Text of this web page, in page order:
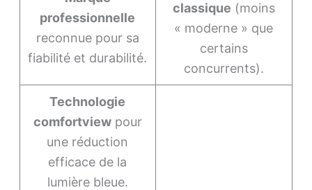
professionnelle
reconnue pour sa
fiabilité et durabilité.
classique (moins
« moderne » que
certains
concurrents).
Technologie
comfortviewpour
une réduction
efficace de la
lumière bleue.